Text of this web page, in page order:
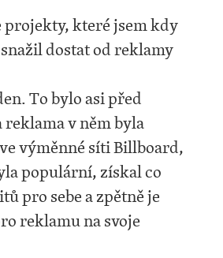
projekty, které jsem kdy
dostat od reklamy
To bylo asi před
v něm byla
výměnné síti Billboard,
populární, získal co
pro sebe a zpětně je
reklamu na svoje